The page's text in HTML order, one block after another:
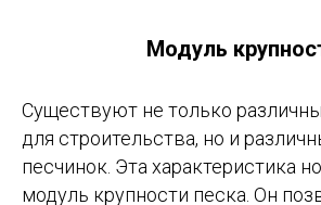
Модуль
Существуют не только
для строительства, но и
песчинок. Эта характеристика
модуль крупности песка. Он